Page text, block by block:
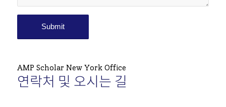
AMP Scholar New York Office
연락처 및 오시는 길